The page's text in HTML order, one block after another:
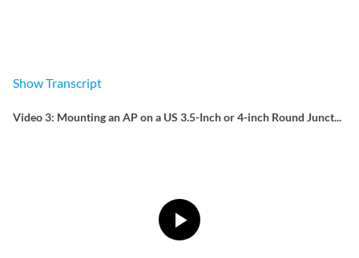
ShowTranscript
Video 3: Mounting an AP on a US 3.5-Inch or 4-inch Round Junct...